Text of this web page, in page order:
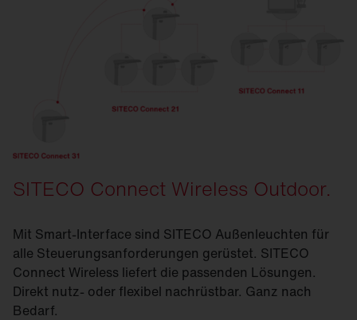
SITECO Connect Wireless Outdoor.
Mit Smart-Interface sind SITECO Außenleuchten für
alle Steuerungsanforderungen gerüstet. SITECO
Connect Wireless liefert die passenden Lösungen.
Direkt nutz- oder flexibel nachrüstbar. Ganz nach
Bedarf.